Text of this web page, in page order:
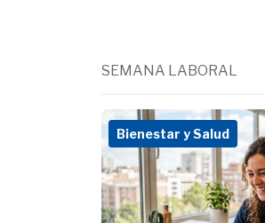
SEMANA LABORAL
Bienestar y Salud